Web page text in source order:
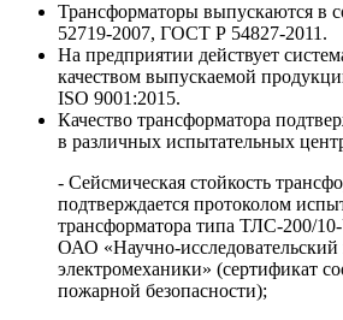
Трансформаторы выпускаются в
52719-2007, ГОСТ Р 54827-2011.
На предприятии действует
качеством выпускаемой
ISO 9001:2015.
Качество трансформатора
в различных испытательных
- Сейсмическая стойкость
подтверждается протоколом
трансформатора типа ТЛС-200/
ОАО «Научно-исследовательский
электромеханики» (сертификат
пожарной безопасности);